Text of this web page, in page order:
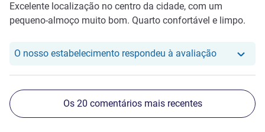
Excelente localização no centro da cidade, com um
pequeno-almoço muito bom. Quarto confortável e limpo.
O nosso estabelecimento respondeu à avaliaçãoO nosso
Os 20 comentários mais recentes